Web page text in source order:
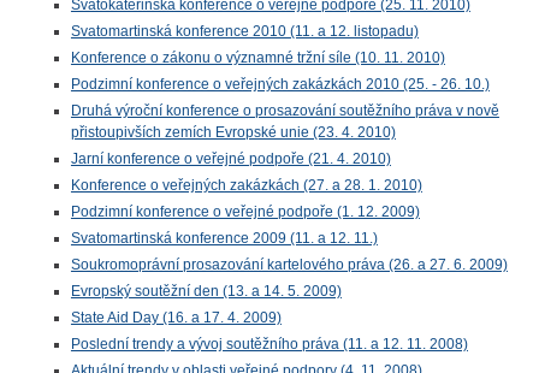
Svatokateřinská konference o veřejné podpoře (25. 11. 2010)
Svatomartinská konference 2010 (11. a 12. listopadu)
Konference o zákonu o významné tržní síle (10. 11. 2010)
Podzimní konference o veřejných zakázkách 2010 (25. - 26. 10.)
Druhá výroční konference o prosazování soutěžního práva v nově
přistoupivších zemích Evropské unie (23. 4. 2010)
Jarní konference o veřejné podpoře (21. 4. 2010)
Konference o veřejných zakázkách (27. a 28. 1. 2010)
Podzimní konference o veřejné podpoře (1. 12. 2009)
Svatomartinská konference 2009 (11. a 12. 11.)
Soukromoprávní prosazování kartelového práva (26. a 27. 6. 2009)
Evropský soutěžní den (13. a 14. 5. 2009)
State Aid Day (16. a 17. 4. 2009)
Poslední trendy a vývoj soutěžního práva (11. a 12. 11. 2008)